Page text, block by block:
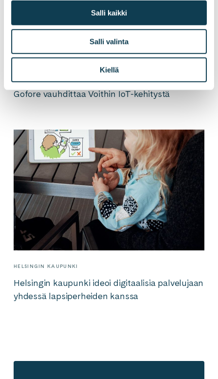
Salli kaikki
Salli valinta
Kiellä
Gofore vauhdittaa Voithin IoT-kehitystä
HELSINGIN KAUPUNKI
Helsingin kaupunki ideoi digitaalisia palvelujaan
yhdessä lapsiperheiden kanssa